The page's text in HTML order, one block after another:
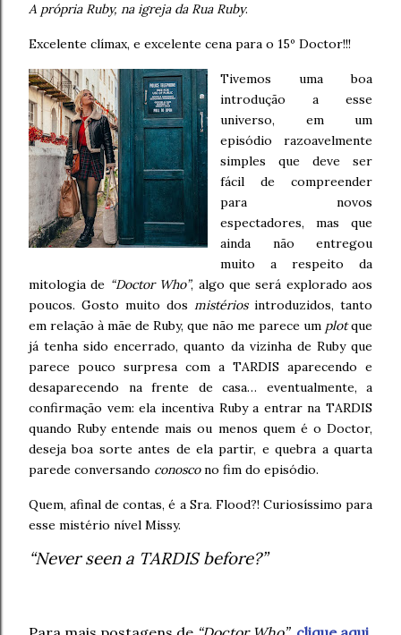
A própria Ruby, na igreja da Rua Ruby.
Excelente clímax, e excelente cena para o 15º Doctor!!!
Tivemos uma boa
introdução a esse
universo, em um
episódio razoavelmente
simples que deve ser
fácil de compreender
para novos
espectadores, mas que
ainda não entregou
muito a respeito da
mitologia de “Doctor Who”, algo que será explorado aos
poucos. Gosto muito dos mistériosintroduzidos, tanto
em relação à mãe de Ruby, que não me parece um plotque
já tenha sido encerrado, quanto da vizinha de Ruby que
parece pouco surpresa com a TARDIS aparecendo e
desaparecendo na frente de casa… eventualmente, a
confirmação vem: ela incentiva Ruby a entrar na TARDIS
quando Ruby entende mais ou menos quem é o Doctor,
deseja boa sorte antes de ela partir, e quebra a quarta
parede conversando conoscono fim do episódio.
Quem, afinal de contas, é a Sra. Flood?! Curiosíssimo para
esse mistério nível Missy.
“Never seen a TARDIS before?”